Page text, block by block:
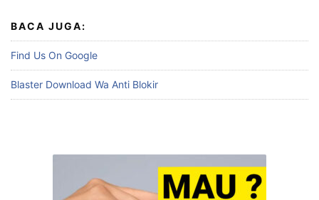
BACA JUGA:
Find Us On Google
Blaster Download Wa Anti Blokir